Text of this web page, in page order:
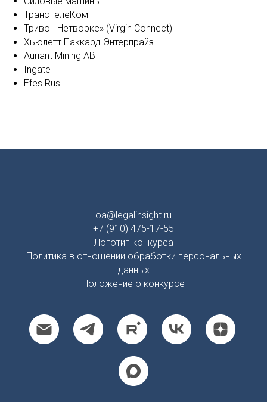
ТрансТелеКом
Тривон Нетворкс» (Virgin Connect)
Хьюлетт Паккард Энтерпрайз
Auriant Mining AB
Ingate
Efes Rus
oa@legalinsight.ru
+7 (910) 475-17-55
Логотип конкурса
Политика в отношении обработки персональных
данных
Положение о конкурсе